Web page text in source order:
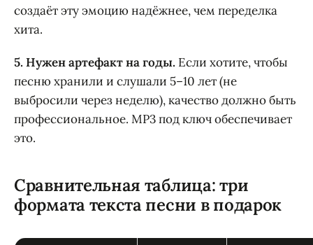
создаёт эту эмоцию надёжнее, чем переделка
хита.
5. Нужен артефакт на годы. Если хотите, чтобы
песню хранили и слушали 5–10 лет (не
выбросили через неделю), качество должно быть
профессиональное. MP3 под ключ обеспечивает
это.
Сравнительная таблица: три
формата текста песни в подарок